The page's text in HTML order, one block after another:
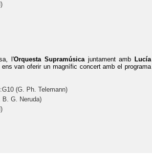
)
l'Orquesta Supramúsicajuntament amb Lucía
van oferir un magnífic concert amb el programa
(G. Ph. Telemann)
B. G. Neruda)